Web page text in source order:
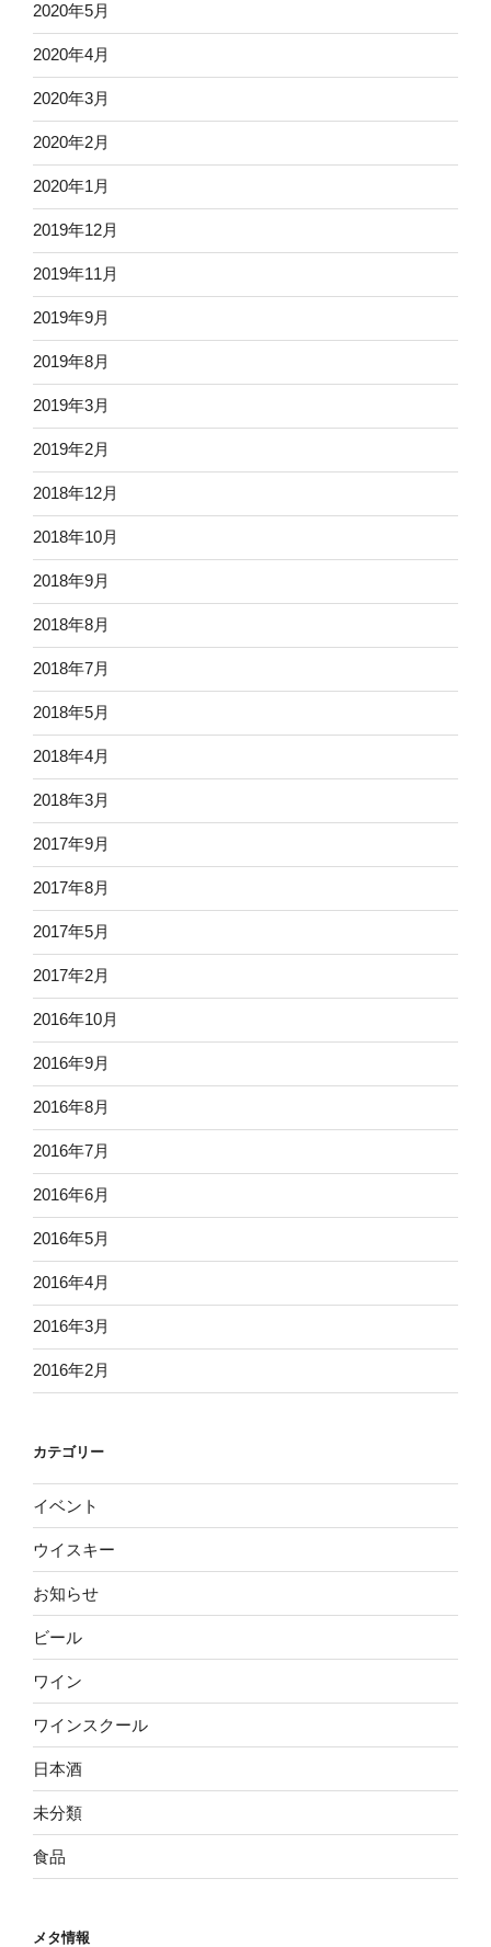
2020年5月
2020年4月
2020年3月
2020年2月
2020年1月
2019年12月
2019年11月
2019年9月
2019年8月
2019年3月
2019年2月
2018年12月
2018年10月
2018年9月
2018年8月
2018年7月
2018年5月
2018年4月
2018年3月
2017年9月
2017年8月
2017年5月
2017年2月
2016年10月
2016年9月
2016年8月
2016年7月
2016年6月
2016年5月
2016年4月
2016年3月
2016年2月
カテゴリー
イベント
ウイスキー
お知らせ
ビール
ワイン
ワインスクール
日本酒
未分類
食品
メタ情報